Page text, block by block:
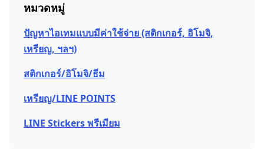
หมวดหมู่
ปัญหาไอเทมแบบมีค่าใช้จ่าย (สติกเกอร์, อิโมจิ,
เหรียญ, ฯลฯ)
สติกเกอร์/อิโมจิ/ธีม
เหรียญ/LINE POINTS
LINE Stickers พรีเมียม